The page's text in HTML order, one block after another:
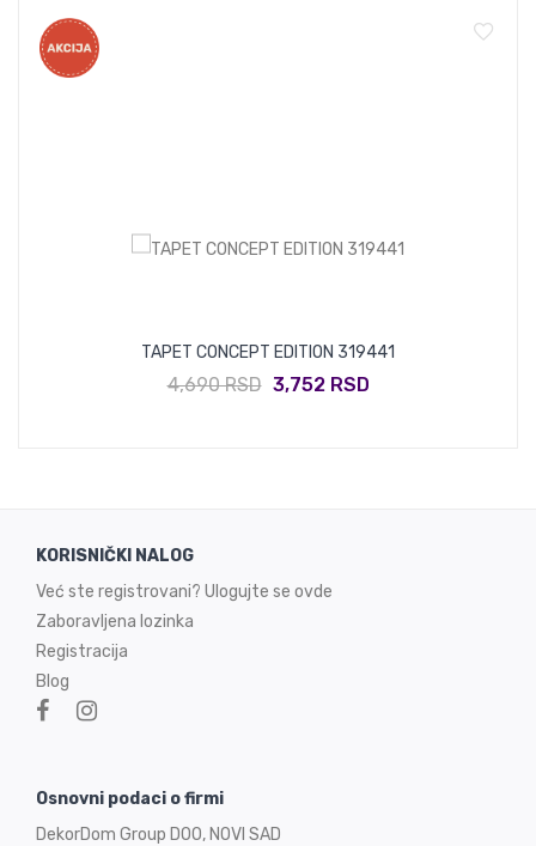
TAPET CONCEPT EDITION 319441
4,690 RSD 3,752 RSD
KORISNIČKI NALOG
Već ste registrovani? Ulogujte se ovde
Zaboravljena lozinka
Registracija
Blog
Osnovni podaci o firmi
DekorDom Group DOO, NOVI SAD